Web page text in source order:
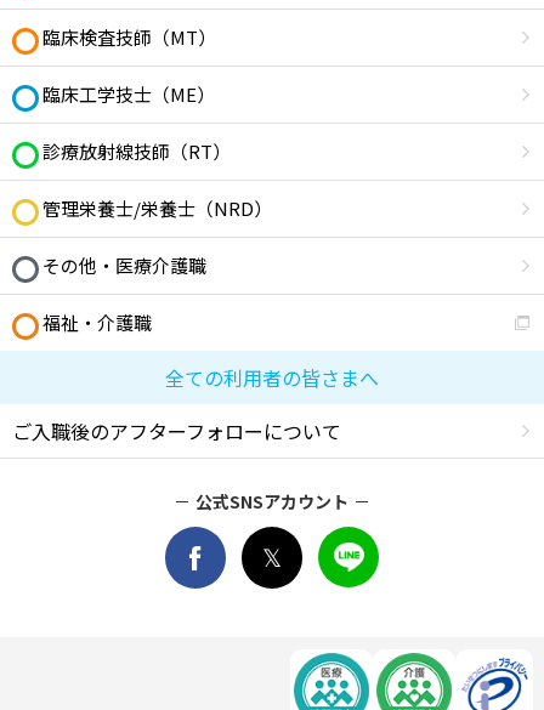
臨床検査技師（MT）
臨床工学技士（ME）
診療放射線技師（RT）
管理栄養士/栄養士（NRD）
その他・医療介護職
福祉・介護職
全ての利用者の皆さまへ
ご入職後のアフターフォローについて
公式SNSアカウント